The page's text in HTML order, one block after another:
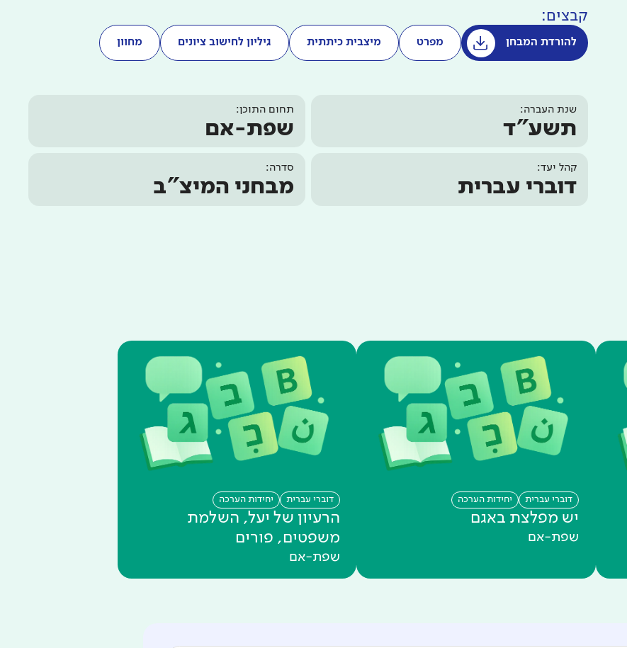
קבצים:
להורדת המבחן מפרט מיצבית כיתתית גיליון לחישוב ציונים מחוון
שנת העברה:
תשע"ד
תחום התוכן:
שפת-אם
קהל יעד:
דוברי עברית
סדרה:
מבחני המיצ"ב
דוברי עברית יחידות הערכה
יש מפלצת באגם
שפת-אם
דוברי עברית יחידות הערכה
הרעיון של יעל, השלמת
משפטים, פורים
שפת-אם